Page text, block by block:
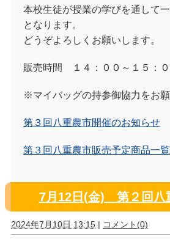
本校生徒が授業の学びを通して
となります。
どうぞよろしくお願いします。
販売時間 １４：００～１５：０
※マイバッグの持参御協力をお願
第３回八重農市開催のお知らせ
第３回八重農市販売予定商品一覧
7月12日(金) 第２回八
2024年7月10日 13:15 | コメント(0)